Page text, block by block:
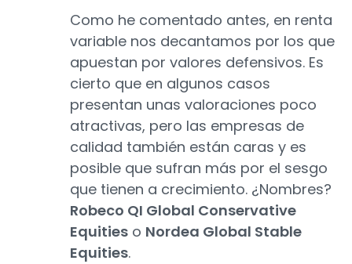
Como he comentado antes, en renta
variable nos decantamos por los que
apuestan por valores defensivos. Es
cierto que en algunos casos
presentan unas valoraciones poco
atractivas, pero las empresas de
calidad también están caras y es
posible que sufran más por el sesgo
que tienen a crecimiento. ¿Nombres?
Robeco QI Global Conservative
Equities o Nordea Global Stable
Equities.